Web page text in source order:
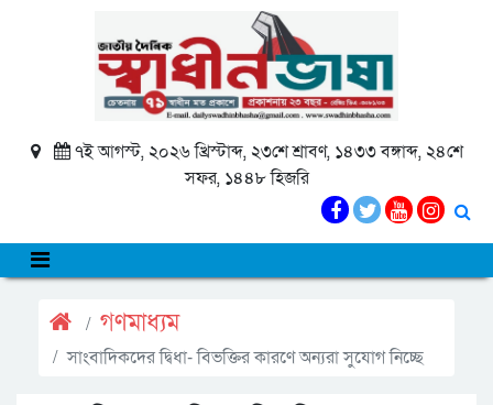
৭ই আগস্ট, ২০২৬ খ্রিস্টাব্দ, ২৩শে শ্রাবণ, ১৪৩৩ বঙ্গাব্দ, ২৪শে
সফর, ১৪৪৮ হিজরি
গণমাধ্যম
সাংবাদিকদের দ্বিধা- বিভক্তির কারণে অন্যরা সুযোগ নিচ্ছে